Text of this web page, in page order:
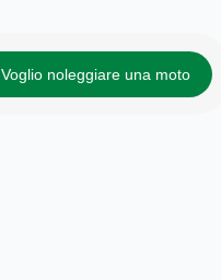
Voglio noleggiare una moto